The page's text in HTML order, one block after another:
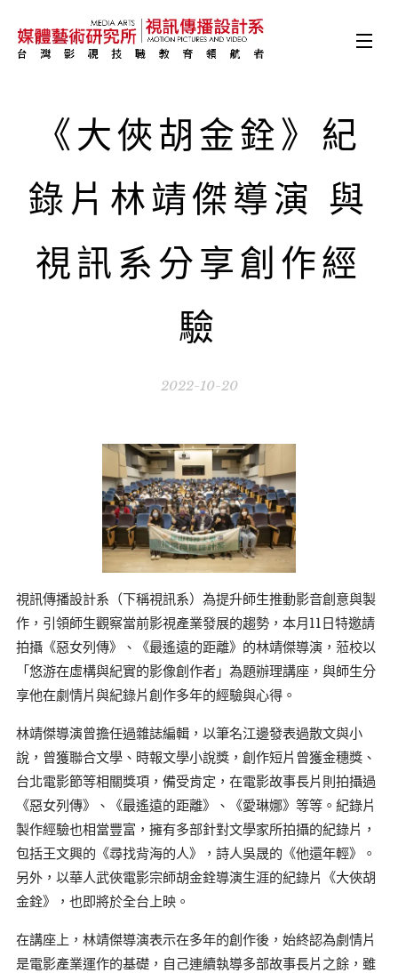
《大俠胡金銓》紀
錄片林靖傑導演 與
視訊系分享創作經
驗
2022-10-20
視訊傳播設計系（下稱視訊系）為提升師生推動影音創意與製
作，引領師生觀察當前影視產業發展的趨勢，本月11日特邀請
拍攝《惡女列傳》、《最遙遠的距離》的林靖傑導演，蒞校以
「悠游在虛構與紀實的影像創作者」為題辦理講座，與師生分
享他在劇情片與紀錄片創作多年的經驗與心得。
林靖傑導演曾擔任過雜誌編輯，以筆名江邊發表過散文與小
說，曾獲聯合文學、時報文學小說獎，創作短片曾獲金穗獎、
台北電影節等相關獎項，備受肯定，在電影故事長片則拍攝過
《惡女列傳》、《最遙遠的距離》、《愛琳娜》等等。紀錄片
製作經驗也相當豐富，擁有多部針對文學家所拍攝的紀錄片，
包括王文興的《尋找背海的人》，詩人吳晟的《他還年輕》。
另外，以華人武俠電影宗師胡金銓導演生涯的紀錄片《大俠胡
金銓》，也即將於全台上映。
在講座上，林靖傑導演表示在多年的創作後，始終認為劇情片
是電影產業運作的基礎，自己連續執導多部故事長片之餘，雖